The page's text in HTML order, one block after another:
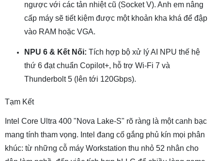
ngược với các tản nhiệt cũ (Socket V). Anh em nâng
cấp máy sẽ tiết kiệm được một khoản kha khá để đập
vào RAM hoặc VGA.
NPU 6 & Kết Nối: Tích hợp bộ xử lý AI NPU thế hệ
thứ 6 đạt chuẩn Copilot+, hỗ trợ Wi-Fi 7 và
Thunderbolt 5 (lên tới 120Gbps).
Tạm Kết
Intel Core Ultra 400 "Nova Lake-S" rõ ràng là một canh bạc
mang tính tham vọng. Intel đang cố gắng phủ kín mọi phân
khúc: từ những cỗ máy Workstation thu nhỏ 52 nhân cho